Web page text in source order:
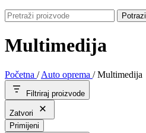
Potrazi
Multimedija
Početna / Auto oprema / Multimedija
Filtriraj proizvode
Zatvori
Primijeni